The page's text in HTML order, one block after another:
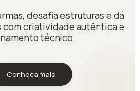
desafia estruturas e dá
com criatividade autêntica e
técnico.
Conheça mais